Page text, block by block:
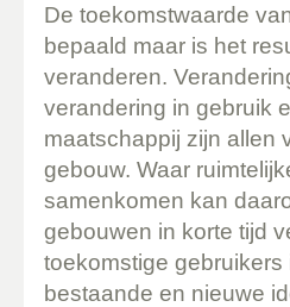
De toekomstwaarde
bepaald maar is het
veranderen.
verandering in gebruik
maatschappij zijn allen
gebouw. Waar
samenkomen kan
gebouwen in korte tijd
toekomstige
bestaande en nieuwe